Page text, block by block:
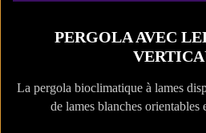
PERGOLA AVEC
La pergola bioclimatique à lames
de lames blanches orientables